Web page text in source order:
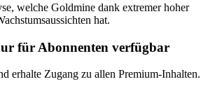
welche Goldmine dank extremer hoher
hat.
für Abonnenten verfügbar
erhalte Zugang zu allen Premium-Inhalten.